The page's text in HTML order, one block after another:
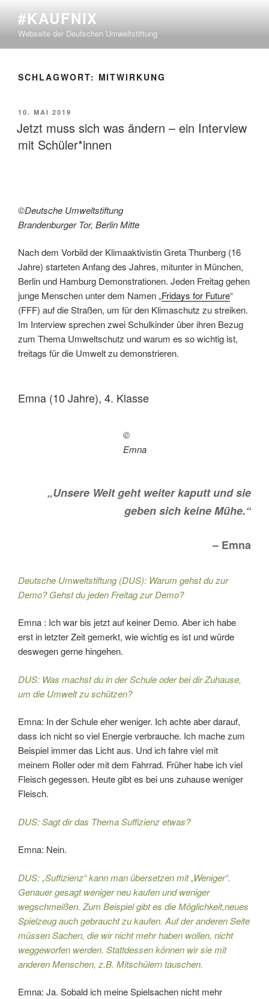
Inhalt
springen
#KAUFNIX
Webseite der Deutschen Umweltstiftung
SCHLAGWORT: MITWIRKUNG
VERÖFFENTLICHT
AM
10. MAI 2019
Jetzt muss sich was ändern – ein Interview
mit Schüler*innen
©Deutsche Umweltstiftung
Brandenburger Tor, Berlin Mitte
Nach dem Vorbild der Klimaaktivistin Greta Thunberg (16
Jahre) starteten Anfang des Jahres, mitunter in München,
Berlin und Hamburg Demonstrationen. Jeden Freitag gehen
junge Menschen unter dem Namen „Fridays for Future“
(FFF) auf die Straßen, um für den Klimaschutz zu streiken.
Im Interview sprechen zwei Schulkinder über ihren Bezug
zum Thema Umweltschutz und warum es so wichtig ist,
freitags für die Umwelt zu demonstrieren.
Emna (10 Jahre), 4. Klasse
©
Emna
„Unsere Welt geht weiter kaputt und sie
geben sich keine Mühe.“
– Emna
Deutsche Umweltstiftung (DUS): Warum gehst du zur
Demo? Gehst du jeden Freitag zur Demo?
Emna : Ich war bis jetzt auf keiner Demo. Aber ich habe
erst in letzter Zeit gemerkt, wie wichtig es ist und würde
deswegen gerne hingehen.
DUS: Was machst du in der Schule oder bei dir Zuhause,
um die Umwelt zu schützen?
Emna: In der Schule eher weniger. Ich achte aber darauf,
dass ich nicht so viel Energie verbrauche. Ich mache zum
Beispiel immer das Licht aus. Und ich fahre viel mit
meinem Roller oder mit dem Fahrrad. Früher habe ich viel
Fleisch gegessen. Heute gibt es bei uns zuhause weniger
Fleisch.
DUS: Sagt dir das Thema Suffizienz etwas?
Emna: Nein.
DUS: „Suffizienz“ kann man übersetzen mit „Weniger“.
Genauer gesagt weniger neu kaufen und weniger
wegschmeißen. Zum Beispiel gibt es die Möglichkeit,neues
Spielzeug auch gebraucht zu kaufen. Auf der anderen Seite
müssen Sachen, die wir nicht mehr haben wollen, nicht
weggeworfen werden. Stattdessen können wir sie mit
anderen Menschen, z.B. Mitschülern tauschen.
Emna: Ja. Sobald ich meine Spielsachen nicht mehr